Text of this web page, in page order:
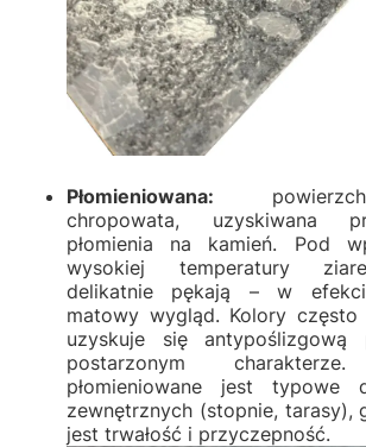
Płomieniowana:
chropowata, uzyskiwana
płomienia na kamień. Pod
wysokiej temperatury
delikatnie pękają – w
matowy wygląd. Kolory często
uzyskuje się antypoślizgową
postarzonym charakterze.
płomieniowane jest typowe
zewnętrznych (stopnie, tarasy),
jest trwałość i przyczepność.